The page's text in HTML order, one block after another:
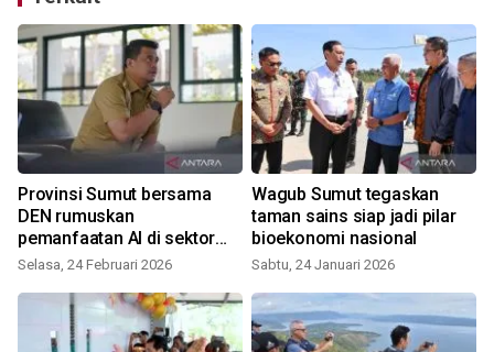
Provinsi Sumut bersama
DEN rumuskan
pemanfaatan AI di sektor
pertanian
Selasa, 24 Februari 2026
Wagub Sumut tegaskan
taman sains siap jadi pilar
bioekonomi nasional
Sabtu, 24 Januari 2026